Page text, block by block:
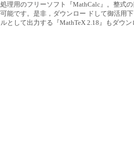
理用のフリーソフト『MathCalc』。整式
能です。是非，ダウンロー ドして御活用
として出力する『MathTeX 2.18』もダウ